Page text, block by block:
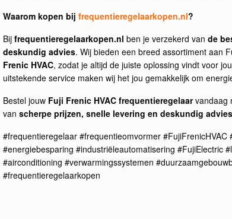
Waarom kopen bij frequentieregelaarkopen.nl?
Bij frequentieregelaarkopen.nl ben je verzekerd van de
deskundig advies. Wij bieden een breed assortiment aan
Frenic HVAC, zodat je altijd de juiste oplossing vindt voor
uitstekende service maken wij het jou gemakkelijk om
Bestel jouw Fuji Frenic HVAC frequentieregelaarvandaag
van scherpe prijzen, snelle levering en deskundig advies
#frequentieregelaar #frequentieomvormer #FujiFrenicHVAC
#energiebesparing #industriëleautomatisering #FujiElectric
#airconditioning #verwarmingssystemen
#frequentieregelaarkopen